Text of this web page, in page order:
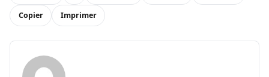
Copier Imprimer